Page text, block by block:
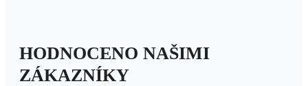
HODNOCENO NAŠIMI
ZÁKAZNÍKY